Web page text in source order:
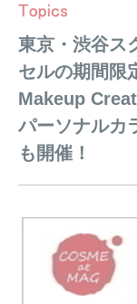
東京・渋谷ス
セルの期間限
Makeup
パーソナルカ
も開催！